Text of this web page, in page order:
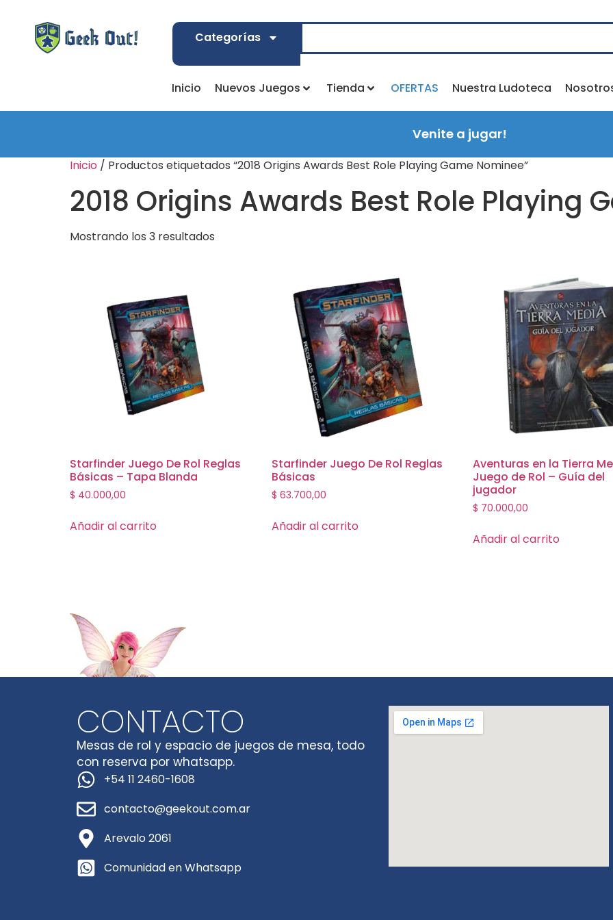
Categorías
Inicio Nuevos Juegos Tienda OFERTAS Nuestra Ludoteca
Venite a jugar!
Inicio / Productos etiquetados “2018 Origins Awards Best Role Playing Game Nominee”
2018 Origins Awards Best Role Playing
Mostrando los 3 resultados
Starfinder Juego De Rol Reglas
Básicas – Tapa Blanda
$ 40.000,00
Añadir al carrito
Starfinder Juego De Rol Reglas
Básicas
$ 63.700,00
Añadir al carrito
Aventuras en la Tierra
Juego de Rol – Guía del
jugador
$ 70.000,00
Añadir al carrito
CONTACTO
Mesas de rol y espacio de juegos de mesa, todo
con reserva por whatsapp.
+54 11 2460-1608
contacto@geekout.com.ar
Arevalo 2061
Comunidad en Whatsapp